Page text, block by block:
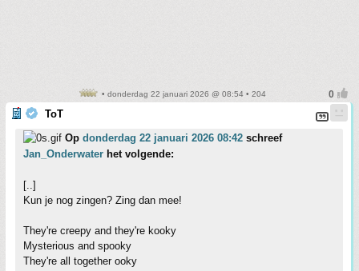
• donderdag 22 januari 2026 @ 08:54 • 204
ToT
Op donderdag 22 januari 2026 08:42 schreef
Jan_Onderwater het volgende:
[..]
Kun je nog zingen? Zing dan mee!
They're creepy and they're kooky
Mysterious and spooky
They're all together ooky